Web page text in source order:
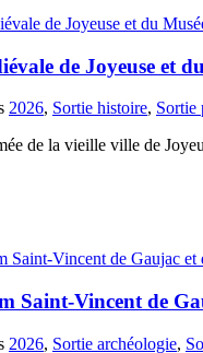
de Joyeuse et
2026, Sortie histoire, Sortie
de la vieille ville de
Saint-Vincent de
2026, Sortie archéologie,